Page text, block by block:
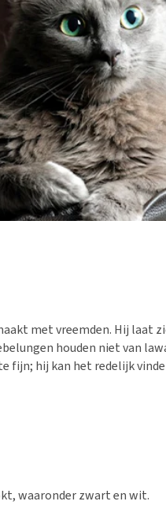
met vreemden. Hij laat
houden niet van
fijn; hij kan het redelijk
waaronder zwart en wit.